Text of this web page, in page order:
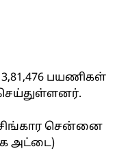
பயணிகள்
சிங்கார சென்னை
அட்டை)